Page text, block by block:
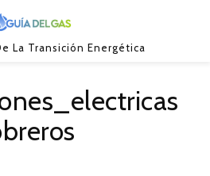
La Transición Energética